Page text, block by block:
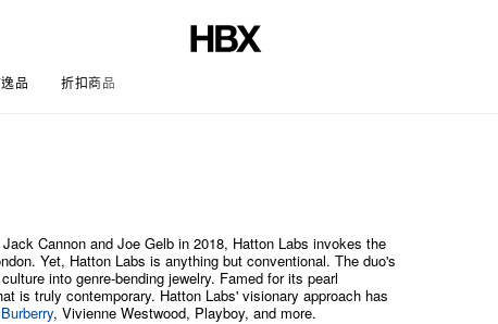
品 折扣商品
Cannon and Joe Gelb in 2018, Hatton Labs invokes the
Yet, Hatton Labs is anything but conventional. The duo's
into genre-bending jewelry. Famed for its pearl
is truly contemporary. Hatton Labs' visionary approach has
Burberry, Vivienne Westwood, Playboy, and more.